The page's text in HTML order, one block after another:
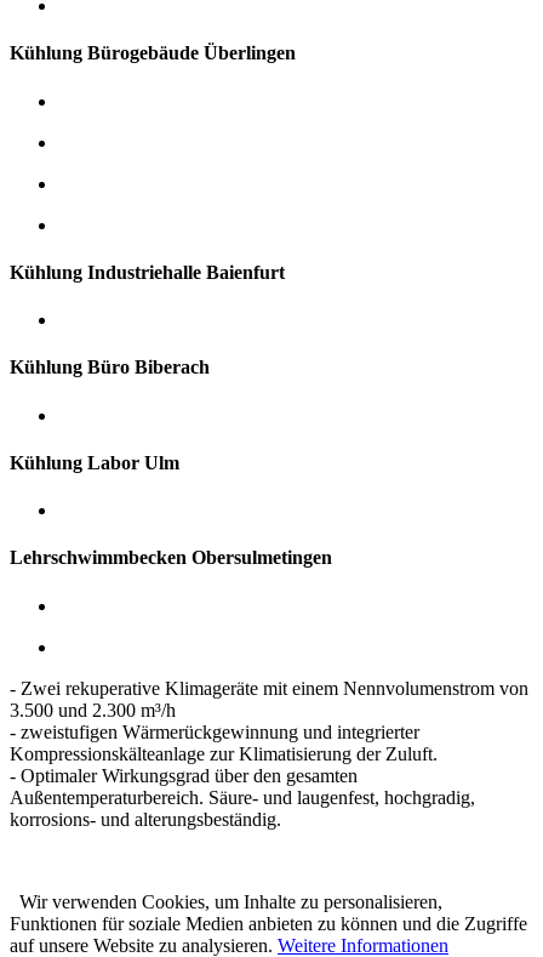
Kühlung Bürogebäude Überlingen
Kühlung Industriehalle Baienfurt
Kühlung Büro Biberach
Kühlung Labor Ulm
Lehrschwimmbecken Obersulmetingen
- Zwei rekuperative Klimageräte mit einem Nennvolumenstrom von
3.500 und 2.300 m³/h
- zweistufigen Wärmerückgewinnung und integrierter
Kompressionskälteanlage zur Klimatisierung der Zuluft.
- Optimaler Wirkungsgrad über den gesamten
Außentemperaturbereich. Säure- und laugenfest, hochgradig,
korrosions- und alterungsbeständig.
Wir verwenden Cookies, um Inhalte zu personalisieren,
Funktionen für soziale Medien anbieten zu können und die Zugriffe
auf unsere Website zu analysieren. Weitere Informationen